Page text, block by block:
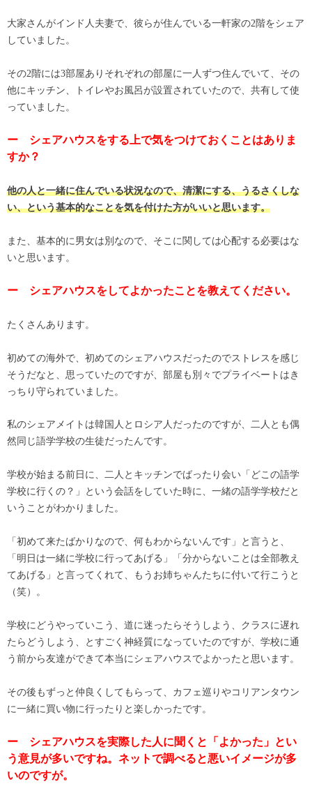
大家さんがインド人夫妻で、彼らが住んでいる一軒家の2階をシェア
していました。
その2階には3部屋ありそれぞれの部屋に一人ずつ住んでいて、その
他にキッチン、トイレやお風呂が設置されていたので、共有して使
っていました。
ー シェアハウスをする上で気をつけておくことはありま
すか？
他の人と一緒に住んでいる状況なので、清潔にする、うるさくしな
い、という基本的なことを気を付けた方がいいと思います。
また、基本的に男女は別なので、そこに関しては心配する必要はな
いと思います。
ー シェアハウスをしてよかったことを教えてください。
たくさんあります。
初めての海外で、初めてのシェアハウスだったのでストレスを感じ
そうだなと、思っていたのですが、部屋も別々でプライベートはき
っちり守られていました。
私のシェアメイトは韓国人とロシア人だったのですが、二人とも偶
然同じ語学学校の生徒だったんです。
学校が始まる前日に、二人とキッチンでばったり会い「どこの語学
学校に行くの？」という会話をしていた時に、一緒の語学学校だと
いうことがわかりました。
「初めて来たばかりなので、何もわからないんです」と言うと、
「明日は一緒に学校に行ってあげる」「分からないことは全部教え
てあげる」と言ってくれて、もうお姉ちゃんたちに付いて行こうと
（笑）。
学校にどうやっていこう、道に迷ったらそうしよう、クラスに遅れ
たらどうしよう、とすごく神経質になっていたのですが、学校に通
う前から友達ができて本当にシェアハウスでよかったと思います。
その後もずっと仲良くしてもらって、カフェ巡りやコリアンタウン
に一緒に買い物に行ったりと楽しかったです。
ー シェアハウスを実際した人に聞くと「よかった」とい
う意見が多いですね。ネットで調べると悪いイメージが多
いのですが。